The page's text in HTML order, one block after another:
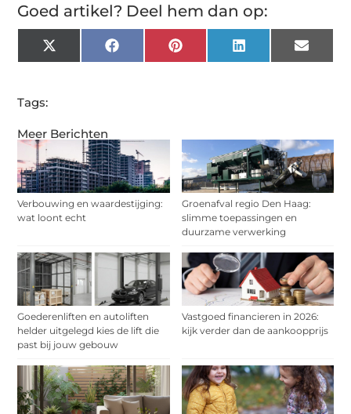
Meer Berichten
Verbouwing en waardestijging:
wat loont echt
Groenafval regio Den Haag:
slimme toepassingen en
duurzame verwerking
Goederenliften en autoliften
helder uitgelegd kies de lift die
past bij jouw gebouw
Vastgoed financieren in 2026:
kijk verder dan de aankoopprijs
Goed artikel? Deel hem dan op:
X
(Twitter)
Facebook Pinterest LinkedIn Email
Tags: